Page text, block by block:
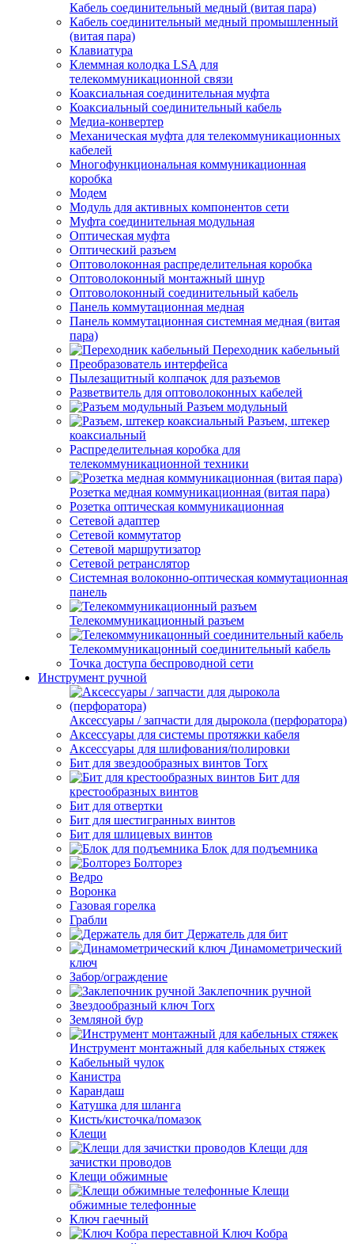
Кабель соединительный медный (витая пара)
Кабель соединительный медный промышленный
(витая пара)
Клавиатура
Клеммная колодка LSA для
телекоммуникационной связи
Коаксиальная соединительная муфта
Коаксиальный соединительный кабель
Медиа-конвертер
Механическая муфта для телекоммуникационных
кабелей
Многофункциональная коммуникационная
коробка
Модем
Модуль для активных компонентов сети
Муфта соединительная модульная
Оптическая муфта
Оптический разъем
Оптоволоконная распределительная коробка
Оптоволоконный монтажный шнур
Оптоволоконный соединительный кабель
Панель коммутационная медная
Панель коммутационная системная медная (витая
пара)
Переходник кабельный
Преобразователь интерфейса
Пылезащитный колпачок для разъемов
Разветвитель для оптоволоконных кабелей
Разъем модульный
Разъем, штекер
коаксиальный
Распределительная коробка для
телекоммуникационной техники
Розетка медная коммуникационная (витая пара)
Розетка оптическая коммуникационная
Сетевой адаптер
Сетевой коммутатор
Сетевой маршрутизатор
Сетевой ретранслятор
Системная волоконно-оптическая коммутационная
панель
Телекоммуникационный разъем
Телекоммуникацонный соединительный кабель
Точка доступа беспроводной сети
Инструмент ручной
Аксессуары / запчасти для дырокола (перфоратора)
Аксессуары для системы протяжки кабеля
Аксессуары для шлифования/полировки
Бит для звездообразных винтов Torx
Бит для
крестообразных винтов
Бит для отвертки
Бит для шестигранных винтов
Бит для шлицевых винтов
Блок для подъемника
Болторез
Ведро
Воронка
Газовая горелка
Грабли
Держатель для бит
Динамометрический
ключ
Забор/ограждение
Заклепочник ручной
Звездообразный ключ Torx
Земляной бур
Инструмент монтажный для кабельных стяжек
Кабельный чулок
Канистра
Карандаш
Катушка для шланга
Кисть/кисточка/помазок
Клещи
Клещи для
зачистки проводов
Клещи обжимные
Клещи
обжимные телефонные
Ключ гаечный
Ключ Кобра